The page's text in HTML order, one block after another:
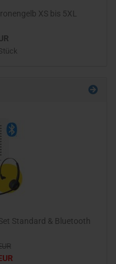
XS bis 5XL
Standard & Bluetooth